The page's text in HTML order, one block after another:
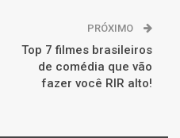
PRÓXIMO
Top 7 filmes brasileiros
de comédia que vão
fazer você RIR alto!